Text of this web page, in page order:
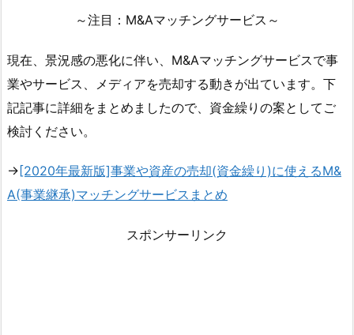
～注目：M&Aマッチングサービス～
現在、景況感の悪化に伴い、M&Aマッチングサービスで事
業やサービス、メディアを売却する動きが出ています。下
記記事に詳細をまとめましたので、資金繰りの案としてご
検討ください。
→ [2020年最新版]事業や資産の売却(資金繰り)に使えるM&
A(事業継承)マッチングサービスまとめ
スポンサーリンク